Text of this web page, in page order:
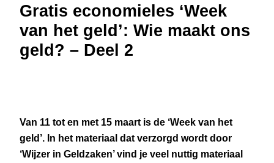
Gratis economieles ‘Week
van het geld’: Wie maakt ons
geld? – Deel 2
Van 11 tot en met 15 maart is de ‘Week van het
geld’. In het materiaal dat verzorgd wordt door
‘Wijzer in Geldzaken’ vind je veel nuttig materiaal